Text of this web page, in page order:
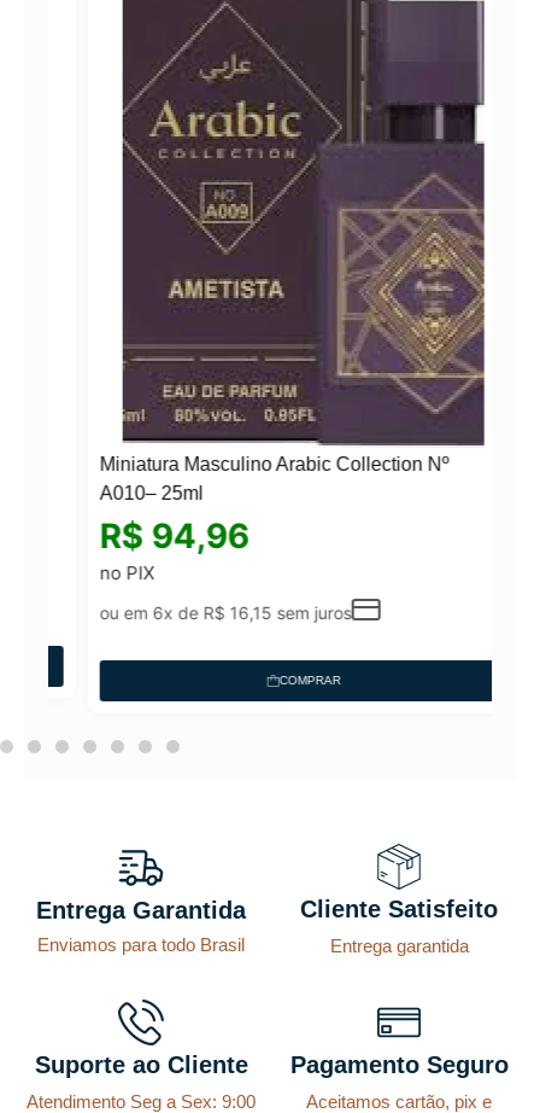
Miniatura Masculino Arabic Collection Nº
A010– 25ml
R$94,96
no PIX
ou em 6x deR$16,15sem juros
COMPRAR
Entrega Garantida
Enviamos para todo Brasil
Cliente Satisfeito
Entrega garantida
Suporte ao Cliente
Atendimento Seg a Sex: 9:00
Pagamento Seguro
Aceitamos cartão, pix e